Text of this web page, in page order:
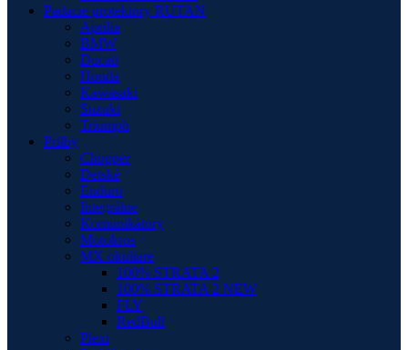
Padacie protektory RUTAN
Aprilia
BMW
Ducati
Honda
Kawasaki
Suzuki
Triumph
Prilby
Chopper
Detské
Enduro
Integrálne
Komunikátory
Motokros
MX okuliare
100% STRATA 2
100% STRATA 2 NEW
FLY
RedBull
Plexi